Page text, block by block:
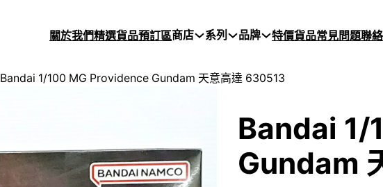
關於我們精選貨品預訂區商店 系列 品牌 特價貨品常見問題聯
Bandai 1/100 MG Providence Gundam 天意高達 630513
Bandai 1/
Gundam